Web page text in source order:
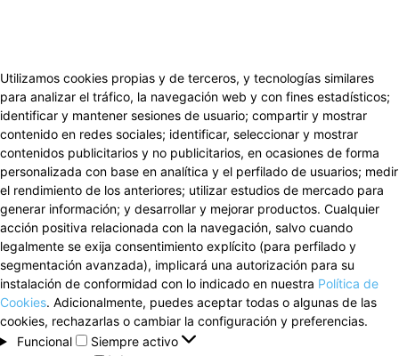
Utilizamos cookies propias y de terceros, y tecnologías similares
para analizar el tráfico, la navegación web y con fines estadísticos;
identificar y mantener sesiones de usuario; compartir y mostrar
contenido en redes sociales; identificar, seleccionar y mostrar
contenidos publicitarios y no publicitarios, en ocasiones de forma
personalizada con base en analítica y el perfilado de usuarios; medir
el rendimiento de los anteriores; utilizar estudios de mercado para
generar información; y desarrollar y mejorar productos. Cualquier
acción positiva relacionada con la navegación, salvo cuando
legalmente se exija consentimiento explícito (para perfilado y
segmentación avanzada), implicará una autorización para su
instalación de conformidad con lo indicado en nuestra Política de
Cookies. Adicionalmente, puedes aceptar todas o algunas de las
cookies, rechazarlas o cambiar la configuración y preferencias.
Funcional
Funcional
Siempre activo